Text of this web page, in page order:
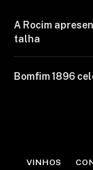
A Rocim
talha
Bomfim 1896
VINHOS